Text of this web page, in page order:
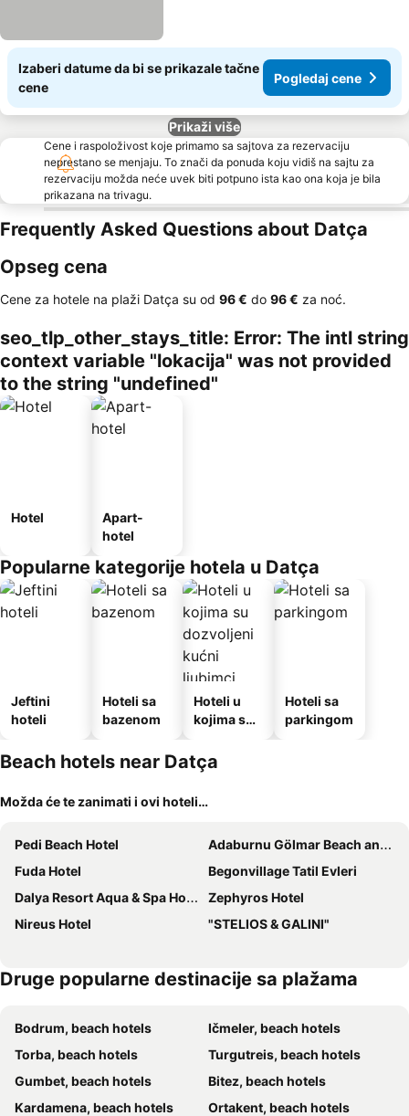
Izaberi datume da bi se prikazale tačne
cene
Pogledaj cene
Prikaži više
Cene i raspoloživost koje primamo sa sajtova za rezervaciju
neprestano se menjaju. To znači da ponuda koju vidiš na sajtu za
rezervaciju možda neće uvek biti potpuno ista kao ona koja je bila
prikazana na trivagu.
Frequently Asked Questions about Datça
Opseg cena
Cene za hotele na plaži Datça su od ‎96 € do ‎96 € za noć.
seo_tlp_other_stays_title: Error: The intl string
context variable "lokacija" was not provided
to the string "undefined"
Hotel
Apart-
hotel
Popularne kategorije hotela u Datça
Jeftini
hoteli
Hoteli sa
bazenom
Hoteli u
kojima su
kućni
ljubimci
Hoteli sa
parkingom
Beach hotels near Datça
Možda će te zanimati i ovi hoteli…
Pedi Beach Hotel
Adaburnu Gölmar Beach and Spa
Fuda Hotel
Begonvillage Tatil Evleri
Dalya Resort Aqua & Spa Hotel
Zephyros Hotel
Nireus Hotel
"STELIOS & GALINI"
Druge popularne destinacije sa plažama
Bodrum, beach hotels
Ičmeler, beach hotels
Torba, beach hotels
Turgutreis, beach hotels
Gumbet, beach hotels
Bitez, beach hotels
Kardamena, beach hotels
Ortakent, beach hotels